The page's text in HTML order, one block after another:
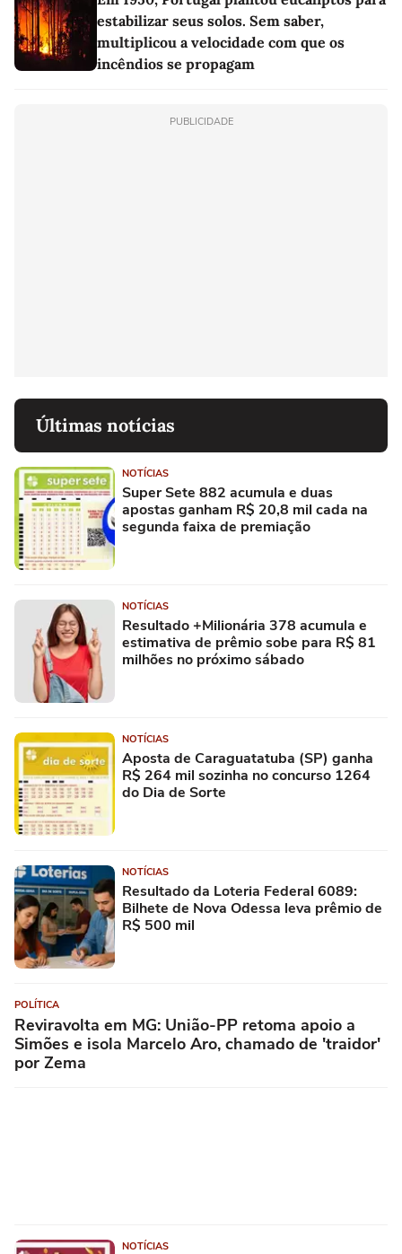
estabilizar seus solos. Sem saber,
multiplicou a velocidade com que os
incêndios se propagam
PUBLICIDADE
Últimas notícias
NOTÍCIAS
Super Sete 882 acumula e duas
apostas ganham R$ 20,8 mil cada na
segunda faixa de premiação
NOTÍCIAS
Resultado +Milionária 378 acumula e
estimativa de prêmio sobe para R$ 81
milhões no próximo sábado
NOTÍCIAS
Aposta de Caraguatatuba (SP) ganha
R$ 264 mil sozinha no concurso 1264
do Dia de Sorte
NOTÍCIAS
Resultado da Loteria Federal 6089:
Bilhete de Nova Odessa leva prêmio de
R$ 500 mil
POLÍTICA
Reviravolta em MG: União-PP retoma apoio a
Simões e isola Marcelo Aro, chamado de 'traidor'
por Zema
NOTÍCIAS